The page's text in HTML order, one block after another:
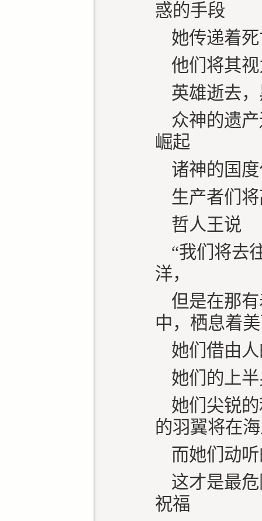
惑的手段
她传递着
他们将其
英雄逝去
众神的遗
崛起
诸神的国
生产者们
哲人王说
“我们将去
洋，
但是在那
中，栖息着
她们借由
她们的上
她们尖锐
的羽翼将在
而她们动
这才是最
祝福